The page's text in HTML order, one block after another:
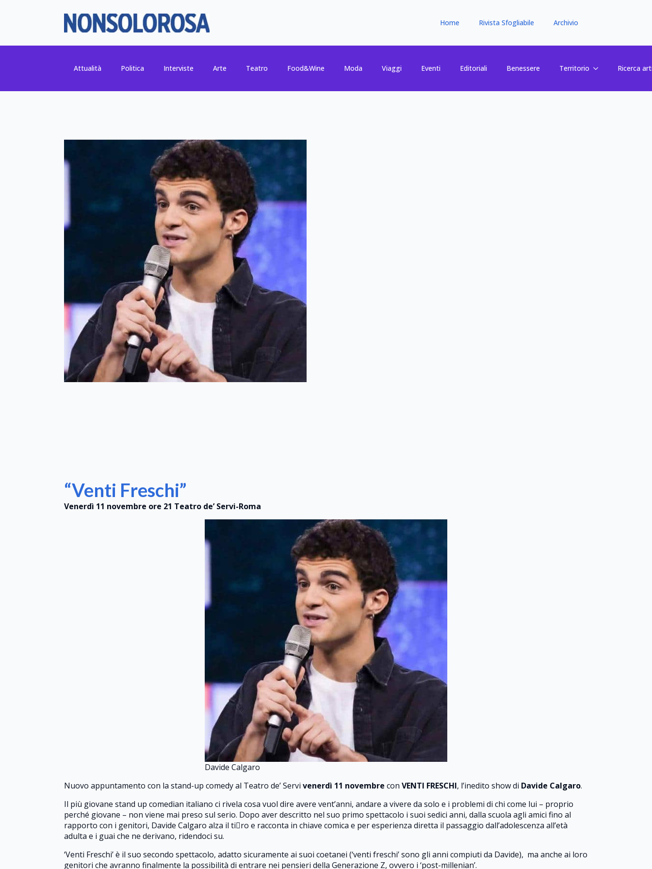
Home Rivista Sfogliabile Archivio
Attualità Politica Interviste Arte Teatro Food&Wine Moda Viaggi Eventi Editoriali Benessere Territorio Ricerca
“Venti Freschi”
Venerdì 11 novembre ore 21 Teatro de’ Servi-Roma
Davide Calgaro
Nuovo appuntamento con la stand-up comedy al Teatro de’ Servi venerdì 11 novembre con VENTI FRESCHI, l’inedito show di Davide Calgaro.
Il più giovane stand up comedian italiano ci rivela cosa vuol dire avere vent’anni, andare a vivere da solo e i problemi di chi come lui – proprio
perché giovane – non viene mai preso sul serio. Dopo aver descritto nel suo primo spettacolo i suoi sedici anni, dalla scuola agli amici fino al
rapporto con i genitori, Davide Calgaro alza il ti􏰁ro e racconta in chiave comica e per esperienza diretta il passaggio dall’adolescenza all’età
adulta e i guai che ne derivano, ridendoci su.
‘Venti Freschi’ è il suo secondo spettacolo, adatto sicuramente ai suoi coetanei (‘venti freschi’ sono gli anni compiuti da Davide), ma anche ai loro
genitori che avranno finalmente la possibilità di entrare nei pensieri della Generazione Z, ovvero i ‘post-millenian’.